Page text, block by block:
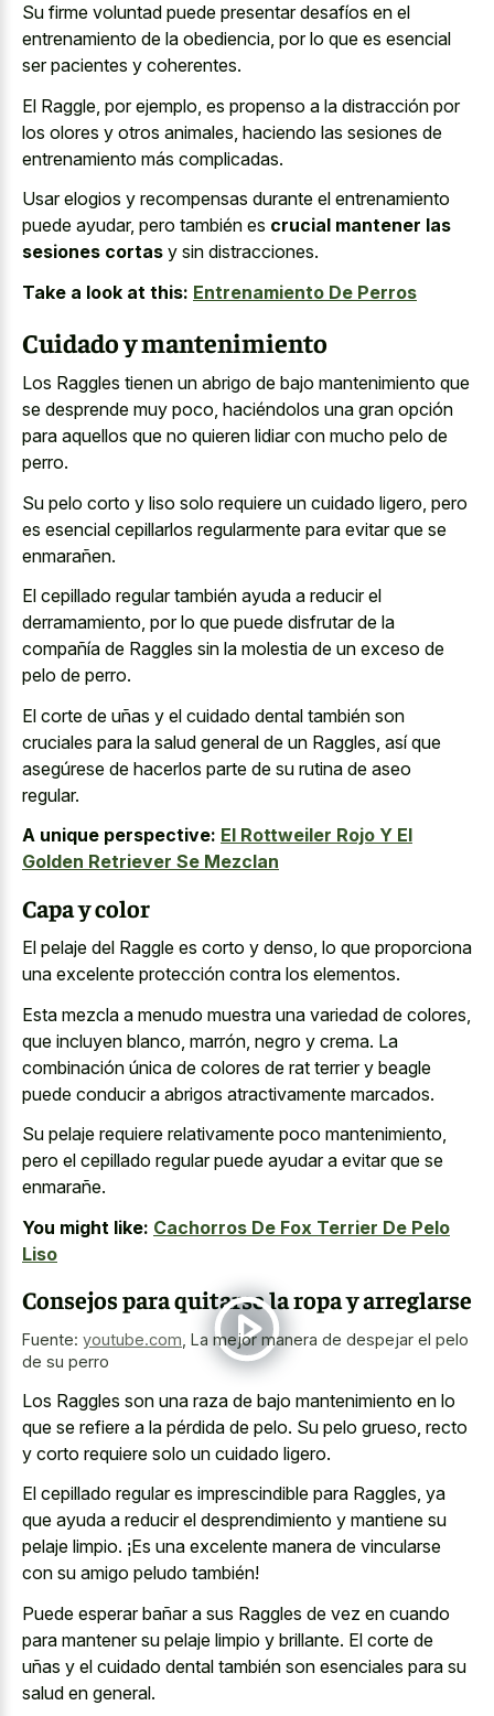
Su firme voluntad puede presentar desafíos en el
entrenamiento de la obediencia, por lo que es esencial
ser pacientes y coherentes.
El Raggle, por ejemplo, es propenso a la distracción por
los olores y otros animales, haciendo las sesiones de
entrenamiento más complicadas.
Usar elogios y recompensas durante el entrenamiento
puede ayudar, pero también es crucial mantener las
sesiones cortas y sin distracciones.
Take a look at this: Entrenamiento De Perros
Cuidado y mantenimiento
Los Raggles tienen un abrigo de bajo mantenimiento que
se desprende muy poco, haciéndolos una gran opción
para aquellos que no quieren lidiar con mucho pelo de
perro.
Su pelo corto y liso solo requiere un cuidado ligero, pero
es esencial cepillarlos regularmente para evitar que se
enmarañen.
El cepillado regular también ayuda a reducir el
derramamiento, por lo que puede disfrutar de la
compañía de Raggles sin la molestia de un exceso de
pelo de perro.
El corte de uñas y el cuidado dental también son
cruciales para la salud general de un Raggles, así que
asegúrese de hacerlos parte de su rutina de aseo
regular.
A unique perspective: El Rottweiler Rojo Y El
Golden Retriever Se Mezclan
Capa y color
El pelaje del Raggle es corto y denso, lo que proporciona
una excelente protección contra los elementos.
Esta mezcla a menudo muestra una variedad de colores,
que incluyen blanco, marrón, negro y crema. La
combinación única de colores de rat terrier y beagle
puede conducir a abrigos atractivamente marcados.
Su pelaje requiere relativamente poco mantenimiento,
pero el cepillado regular puede ayudar a evitar que se
enmarañe.
You might like: Cachorros De Fox Terrier De Pelo
Liso
Consejos para quitarse la ropa y arreglarse
Fuente: youtube.com La mejor manera de despejar el pelo
de su perro
Los Raggles son una raza de bajo mantenimiento en lo
que se refiere a la pérdida de pelo. Su pelo grueso, recto
y corto requiere solo un cuidado ligero.
El cepillado regular es imprescindible para Raggles, ya
que ayuda a reducir el desprendimiento y mantiene su
pelaje limpio. ¡Es una excelente manera de vincularse
con su amigo peludo también!
Puede esperar bañar a sus Raggles de vez en cuando
para mantener su pelaje limpio y brillante. El corte de
uñas y el cuidado dental también son esenciales para su
salud en general.